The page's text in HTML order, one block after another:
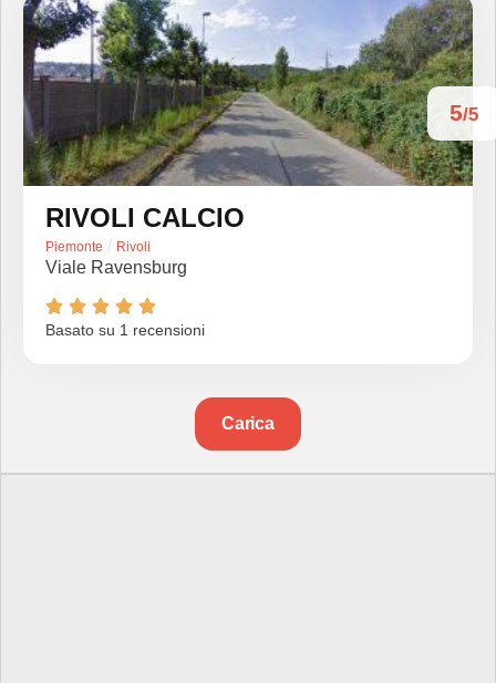
5/5
RIVOLI CALCIO
Piemonte / Rivoli
Viale Ravensburg
    
Basato su 1 recensioni
Carica